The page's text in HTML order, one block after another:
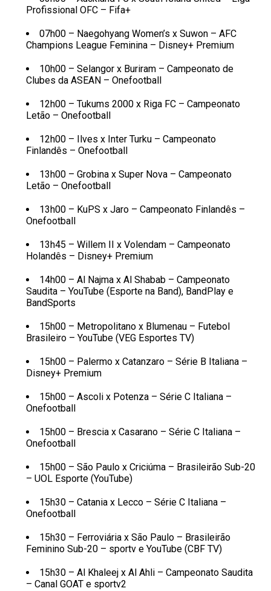
Profissional OFC – Fifa+
07h00 – Naegohyang Women’s x Suwon – AFC
Champions League Feminina – Disney+ Premium
10h00 – Selangor x Buriram – Campeonato de
Clubes da ASEAN – Onefootball
12h00 – Tukums 2000 x Riga FC – Campeonato
Letão – Onefootball
12h00 – Ilves x Inter Turku – Campeonato
Finlandês – Onefootball
13h00 – Grobina x Super Nova – Campeonato
Letão – Onefootball
13h00 – KuPS x Jaro – Campeonato Finlandês –
Onefootball
13h45 – Willem II x Volendam – Campeonato
Holandês – Disney+ Premium
14h00 – Al Najma x Al Shabab – Campeonato
Saudita – YouTube (Esporte na Band), BandPlay e
BandSports
15h00 – Metropolitano x Blumenau – Futebol
Brasileiro – YouTube (VEG Esportes TV)
15h00 – Palermo x Catanzaro – Série B Italiana –
Disney+ Premium
15h00 – Ascoli x Potenza – Série C Italiana –
Onefootball
15h00 – Brescia x Casarano – Série C Italiana –
Onefootball
15h00 – São Paulo x Criciúma – Brasileirão Sub-20
– UOL Esporte (YouTube)
15h30 – Catania x Lecco – Série C Italiana –
Onefootball
15h30 – Ferroviária x São Paulo – Brasileirão
Feminino Sub-20 – sportv e YouTube (CBF TV)
15h30 – Al Khaleej x Al Ahli – Campeonato Saudita
– Canal GOAT e sportv2